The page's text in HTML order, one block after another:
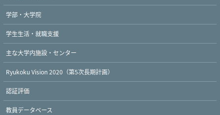
学部・大学院
学生生活・就職支援
主な大学内施設・センター
Ryukoku Vision 2020（第5次長期計画）
認証評価
教員データベース